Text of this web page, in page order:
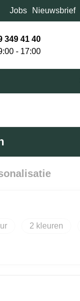
Jobs Nieuwsbrief
349 41 40
- 17:00
2